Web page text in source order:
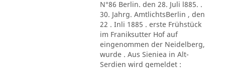
N°86 Berlin. den 28. Juli l885. .
30. Jahrg. AmtlichtsBerlin , den
22 . Inli 1885 . erste Frühstück
im Franiksutter Hof auf
eingenommen der Neidelberg,
wurde . Aus Sieniea in Alt-
Serdien wird gemeldet :